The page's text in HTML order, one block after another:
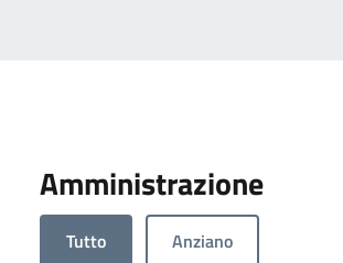
Amministrazione
Tutto Anziano